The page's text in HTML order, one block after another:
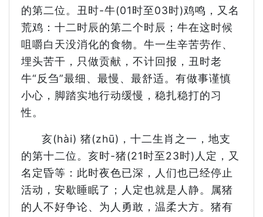
的第二位。丑时-牛(01时至03时)鸡鸣，又名
荒鸡：十二时辰的第二个时辰；牛在这时候
咀嚼白天没消化的食物。牛一生辛苦劳作、
埋头苦干，只做贡献，不计回报，丑时老
牛“反刍”最细、最慢、最舒适。有做事谨慎
小心，脚踏实地行动缓慢，稳扎稳打的习
性。
亥(hài) 猪(zhū)，十二生肖之一，地支
的第十二位。亥时-猪(21时至23时)人定，又
名定昏等：此时夜色已深，人们也已经停止
活动，安歇睡眠了；人定也就是人静。属猪
的人不好争论、为人勇敢，温柔大方。猪有